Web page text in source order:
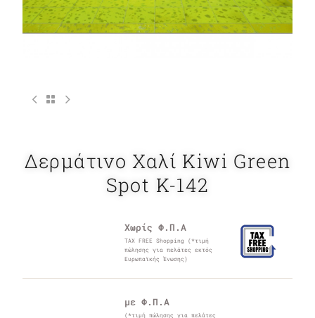
Δερμάτινο Χαλί Kiwi Green
Spot K-142
Χωρίς Φ.Π.Α
TAX FREE Shopping (*τιμή
πώλησης για πελάτες εκτός
Ευρωπαϊκής Ένωσης)
με Φ.Π.Α
(*τιμή πώλησης για πελάτες